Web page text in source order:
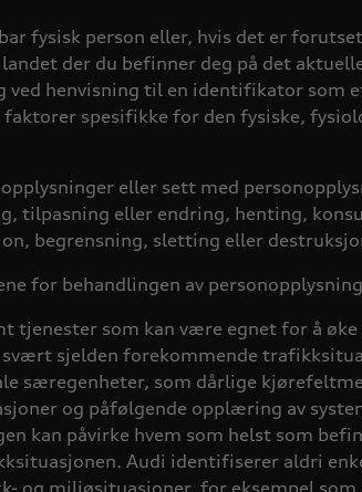
fysisk person eller, hvis det er
der du befinner deg på det
henvisning til en identifikator som
spesifikke for den fysiske,
eller sett med
eller endring, henting,
begrensning, sletting eller
for behandlingen av
tjenester som kan være egnet for å
sjelden forekommende
særegenheter, som dårlige
og påfølgende opplæring av
kan påvirke hvem som helst som
Audi identifiserer aldri
og miljøsituasjoner, for eksempel